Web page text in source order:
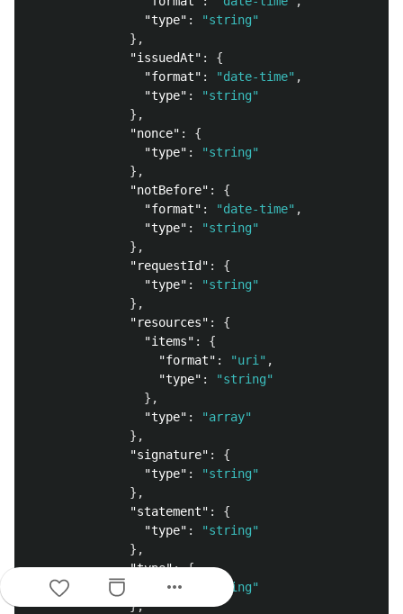
"type" :
"string"
},
"issuedAt" :
{
"format" : "date-time" ,
"type" :
"string"
},
"nonce" :
{
"type" :
"string"
},
"notBefore" :
{
"format" : "date-time" ,
"type" :
"string"
},
"requestId" :
{
"type" :
"string"
},
"resources" :
{
"items" :
{
"format" : "uri" ,
"type" :
"string"
},
"type" :
"array"
},
"signature" :
{
"type" :
"string"
},
"statement" :
{
"type" :
"string"
},
"type": {
"type"
"string"
},
more_horiz